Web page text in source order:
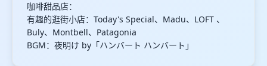
咖啡甜品店：
有趣的逛街小店：Today's Special、Madu、LOFT 、
Buly、Montbell、Patagonia
BGM：夜明け by「ハンバート ハンバート」